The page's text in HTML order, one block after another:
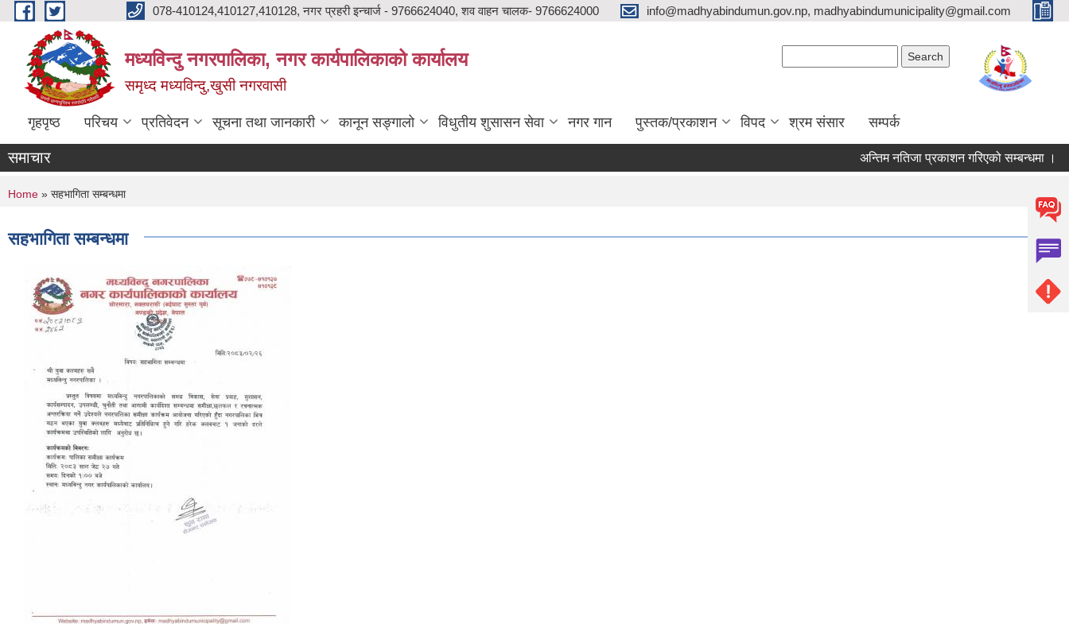
Skip to main content 078-410124,410127,410128, नगर प्रहरी इन्चार्ज - 9766624040, शव वाहन चालक- 9766624000 info@madhyabindumun.gov.np, madhyabindumunicipality@gmail.com
मध्यविन्दु नगरपालिका, नगर कार्यपालिकाको कार्यालय
समृध्द मध्यविन्दु,खुसी नगरवासी
गृहपृष्ठ परिचय प्रतिवेदन सूचना तथा जानकारी कानून सङ्गालो विधुतीय शुसासन सेवा नगर गान पुस्तक/प्रकाशन विपद श्रम संसार सम्पर्क
समाचार अन्तिम नतिजा प्रकाशन गरिएको सम्बन्धमा ।
You are here
Home » सहभागिता सम्बन्धमा
सहभागिता सम्बन्धमा